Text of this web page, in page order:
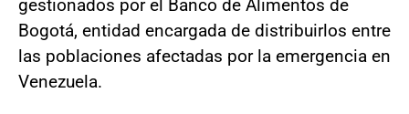
gestionados por el Banco de Alimentos de
Bogotá, entidad encargada de distribuirlos entre
las poblaciones afectadas por la emergencia en
Venezuela.